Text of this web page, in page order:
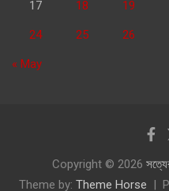
17 18 19
24 25 26
« May
Copyright © 2026
Theme by: Theme Horse